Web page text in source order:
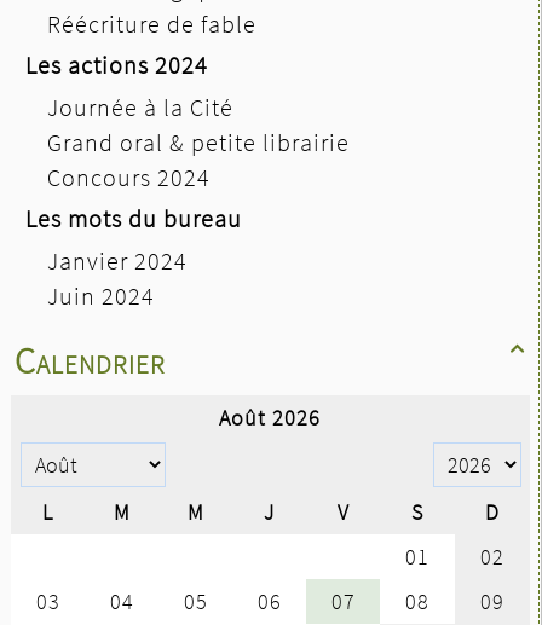
Réécriture de fable
Les actions 2024
Journée à la Cité
Grand oral & petite librairie
Concours 2024
Les mots du bureau
Janvier 2024
Juin 2024

Calendrier